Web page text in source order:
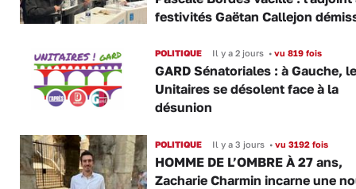
festivités Gaëtan Callejon
POLITIQUE Il y a 2 jours •vu 819 fois
GARD Sénatoriales : à Gauche,
Unitaires se désolent face à la
désunion
POLITIQUE Il y a 3 jours •vu 3192 fois
HOMME DE L’OMBRE À 27 ans,
Zacharie Charmin incarne une